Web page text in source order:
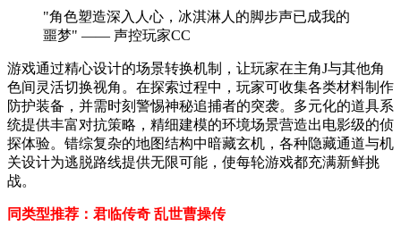
"角色塑造深入人心，冰淇淋人的脚步声已成我的
噩梦" —— 声控玩家CC
游戏通过精心设计的场景转换机制，让玩家在主角J与其他角
色间灵活切换视角。在探索过程中，玩家可收集各类材料制作
防护装备，并需时刻警惕神秘追捕者的突袭。多元化的道具系
统提供丰富对抗策略，精细建模的环境场景营造出电影级的侦
探体验。错综复杂的地图结构中暗藏玄机，各种隐藏通道与机
关设计为逃脱路线提供无限可能，使每轮游戏都充满新鲜挑
战。
同类型推荐：君临传奇 乱世曹操传